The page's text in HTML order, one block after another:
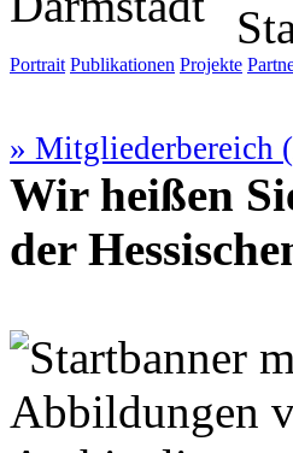
Portrait Publikationen Projekte
» Mitgliederbereich
Wir heißen
der